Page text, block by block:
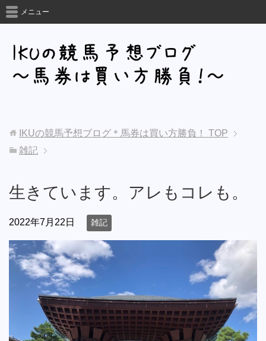
メニュー
IKUの競馬予想ブログ＊馬券は買い方勝負！
TOP
雑記
生きています。アレもコレも。
2022年7月22日 雑記